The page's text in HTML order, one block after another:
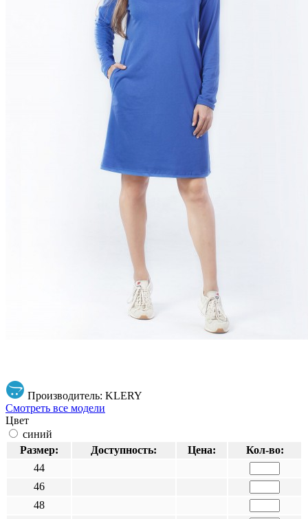
Производитель: KLERY
Смотреть все модели
Цвет
синий
Размер:
Доступность: Цена:
Кол-во:
44
46
48